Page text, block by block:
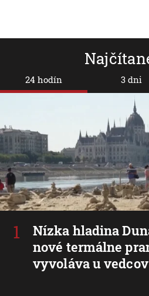
24 hodín
Nízka hladina
nové termálne
vyvoláva u
3 dni